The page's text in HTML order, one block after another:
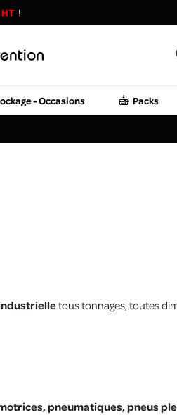
!
- Occasions Packs
tous tonnages, toutes
pneumatiques, pneus